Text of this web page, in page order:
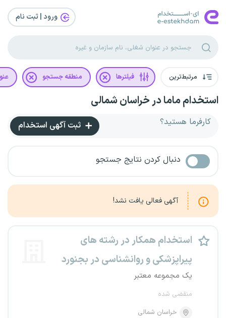
ورود | ثبت‌ نام
مرتبط‌ترین فیلترها منطقه جستجو
استخدام ماما در خراسان شمالی
کارفرما هستید؟ ثبت آگهی استخدام
دنبال کردن نتایج جستجو
آگهی فعالی یافت نشد!
استخدام همکار در رشته های
پیراپزشکی و روانشناسی در بجنورد
یک مجموعه معتبر
منقضی شده
خراسان شمالی